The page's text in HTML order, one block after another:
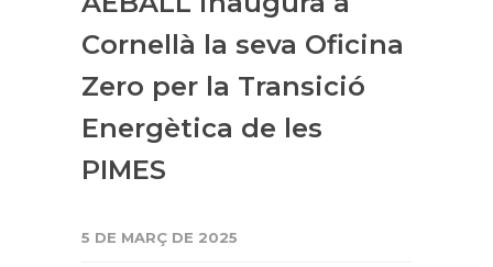
Cornellà la seva Oficina
Zero per la Transició
Energètica de les
PIMES
5 DE MARÇ DE 2025